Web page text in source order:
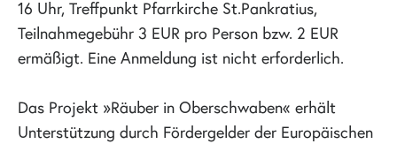
16 Uhr, Treffpunkt Pfarrkirche St.Pankratius,
Teilnahmegebühr 3 EUR pro Person bzw. 2 EUR
ermäßigt. Eine Anmeldung ist nicht erforderlich.
Das Projekt »Räuber in Oberschwaben« erhält
Unterstützung durch Fördergelder der Europäischen